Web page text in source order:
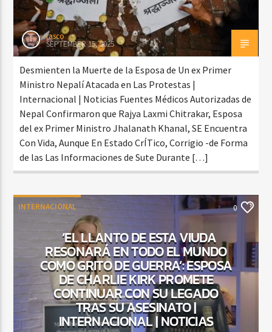
Beone Radio
rasco
SEPTEMBER 15, 2025
Desmienten la Muerte de la Esposa de Un ex Primer
Ministro Nepalí Atacada en Las Protestas |
Internacional | Noticias Fuentes Médicos Autorizadas de
Nepal Confirmaron que Rajya Laxmi Chitrakar, Esposa
del ex Primer Ministro Jhalanath Khanal, SE Encuentra
Con Vida, Aunque En Estado CrÍTico, Corrigio -de Forma
de las Las Informaciones de Sute Durante […]
INTERNACIONAL 0
‘EL LLANTO DE ESTA VIUDA
RESONARÁ EN TODO EL MUNDO
COMO GRITO DE GUERRA’: ESPOSA
DE CHARLIE KIRK PROMETE
CONTINUAR CON SU LEGADO
TRAS SU ASESINATO |
INTERNACIONAL | NOTICIAS